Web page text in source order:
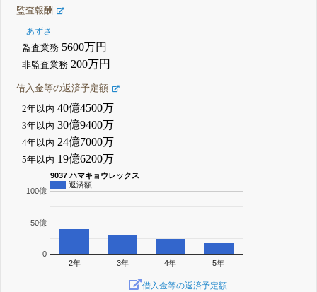
監査報酬
あずさ
監査業務 5600万円
非監査業務 200万円
借入金等の返済予定額
2年以内 40億4500万
3年以内 30億9400万
4年以内 24億7000万
5年以内 19億6200万
9037 ハマキョウレックス
返済額
2年 3年 4年 5年
0
50億
100億
借入金等の返済予定額